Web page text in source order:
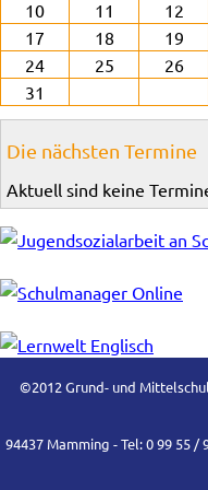
10
11 12
17
18 19
24
25 26
31
Die nächsten Termine
Aktuell sind keine
©2012 Grund- und
94437 Mamming - Tel: 0 99 55 /